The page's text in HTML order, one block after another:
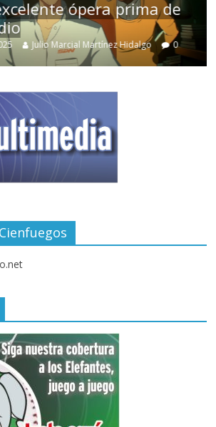
ópera prima de
Julio Marcial Martínez Hidalgo 0